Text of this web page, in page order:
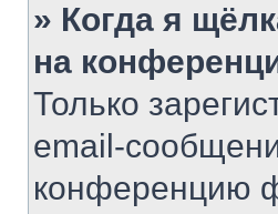
» Когда я
на
Только
email-
конференцию